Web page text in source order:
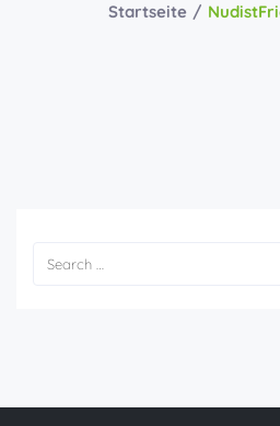
Startseite